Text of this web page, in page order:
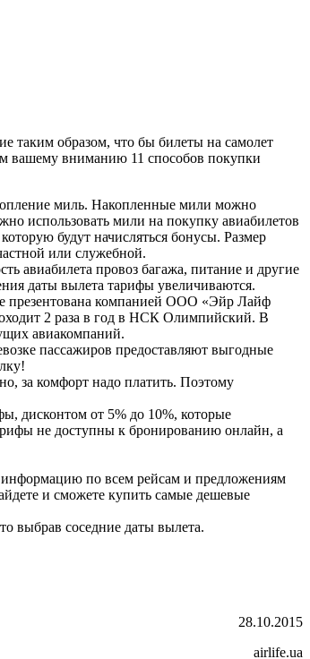
таким образом, что бы билеты на самолет
вашему вниманию 11 способов покупки
миль. Накопленные мили можно
использовать мили на покупку авиабилетов
будут начисляться бонусы. Размер
или служебной.
авиабилета провоз багажа, питание и другие
даты вылета тарифы увеличиваются.
презентована компанией ООО «Эйр Лайф
2 раза в год в НСК Олимпийский. В
авиакомпаний.
пассажиров предоставляют выгодные
за комфорт надо платить. Поэтому
дисконтом от 5% до 10%, которые
не доступны к бронированию онлайн, а
информацию по всем рейсам и предложениям
и сможете купить самые дешевые
выбрав соседние даты вылета.
28.10.2015
airlife.ua